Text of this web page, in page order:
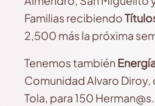
Familias recibiendo
2,500 más la próxima
Tenemos también
Comunidad Alvaro
Tola, para 150